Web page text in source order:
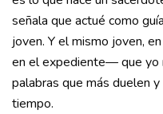
señala que actué como
joven. Y el mismo joven,
en el expediente— que yo
palabras que más duelen
tiempo.